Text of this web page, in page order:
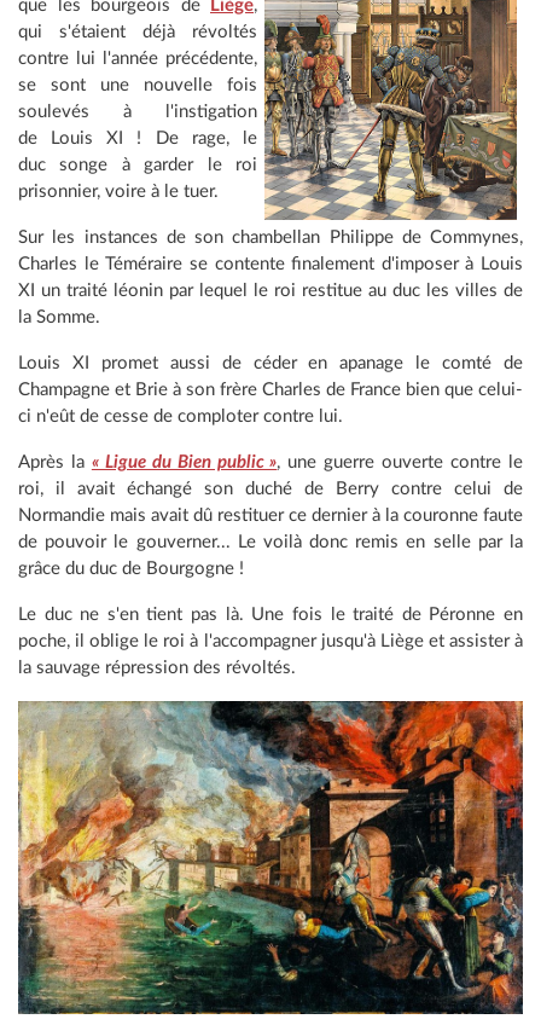
que les bourgeois de
Liège,
qui s'étaient déjà révoltés
contre lui l'année précédente,
se sont une nouvelle fois
soulevés à l'instigation
de Louis XI ! De rage, le
duc songe à garder le roi
prisonnier, voire à le tuer.
Sur les instances de son chambellan Philippe de Commynes,
Charles le Téméraire se contente finalement d'imposer à Louis
XI un traité léonin par lequel le roi restitue au duc les villes de
la Somme.
Louis XI promet aussi de céder en apanage le comté de
Champagne et Brie à son frère Charles de France bien que celui-
ci n'eût de cesse de comploter contre lui.
Après la « Ligue du Bien public », une guerre ouverte contre le
roi, il avait échangé son duché de Berry contre celui de
Normandie mais avait dû restituer ce dernier à la couronne faute
de pouvoir le gouverner... Le voilà donc remis en selle par la
grâce du duc de Bourgogne !
Le duc ne s'en tient pas là. Une fois le traité de Péronne en
poche, il oblige le roi à l'accompagner jusqu'à Liège et assister à
la sauvage répression des révoltés.